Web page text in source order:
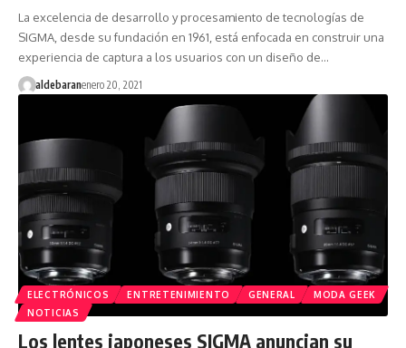
La excelencia de desarrollo y procesamiento de tecnologías de
SIGMA, desde su fundación en 1961, está enfocada en construir una
experiencia de captura a los usuarios con un diseño de…
aldebaranenero 20, 2021
ELECTRÓNICOS ENTRETENIMIENTO GENERAL
MODA GEEK
NOTICIAS
Los lentes japoneses SIGMA anuncian su